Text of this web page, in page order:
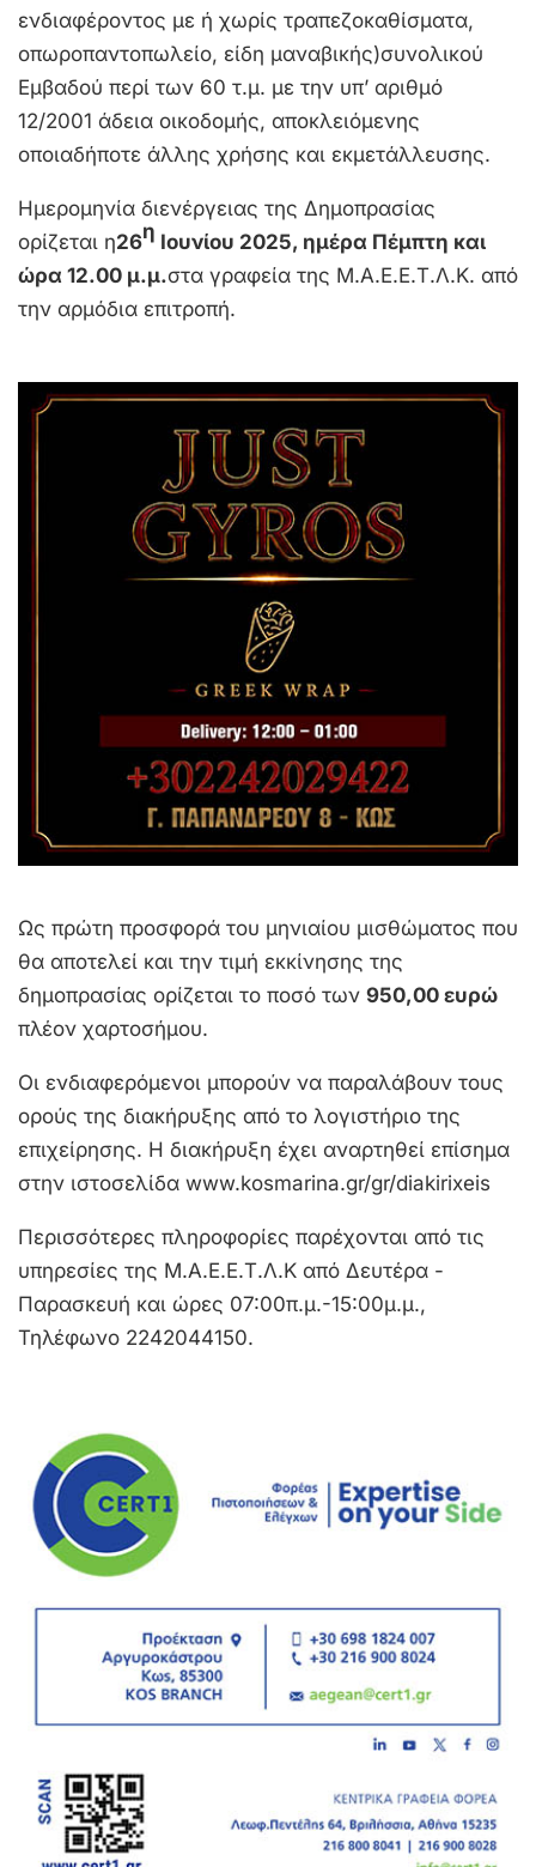
ενδιαφέροντος με ή χωρίς τραπεζοκαθίσματα,
οπωροπαντοπωλείο, είδη μαναβικής)συνολικού
Εμβαδού περί των 60 τ.μ. με την υπ’ αριθμό
12/2001 άδεια οικοδομής, αποκλειόμενης
οποιαδήποτε άλλης χρήσης και εκμετάλλευσης.
Ημερομηνία διενέργειας της Δημοπρασίας
ορίζεται η26η Ιουνίου 2025, ημέρα Πέμπτη και
ώρα 12.00 μ.μ.στα γραφεία της Μ.Α.Ε.Ε.Τ.Λ.Κ. από
την αρμόδια επιτροπή.
Ως πρώτη προσφορά του μηνιαίου μισθώματος που
θα αποτελεί και την τιμή εκκίνησης της
δημοπρασίας ορίζεται το ποσό των 950,00 ευρώ
πλέον χαρτοσήμου.
Οι ενδιαφερόμενοι μπορούν να παραλάβουν τους
ορούς της διακήρυξης από το λογιστήριο της
επιχείρησης. Η διακήρυξη έχει αναρτηθεί επίσημα
στην ιστοσελίδα www.kosmarina.gr/gr/diakirixeis
Περισσότερες πληροφορίες παρέχονται από τις
υπηρεσίες της Μ.Α.Ε.Ε.Τ.Λ.Κ από Δευτέρα -
Παρασκευή και ώρες 07:00π.μ.-15:00μ.μ.,
Τηλέφωνο 2242044150.